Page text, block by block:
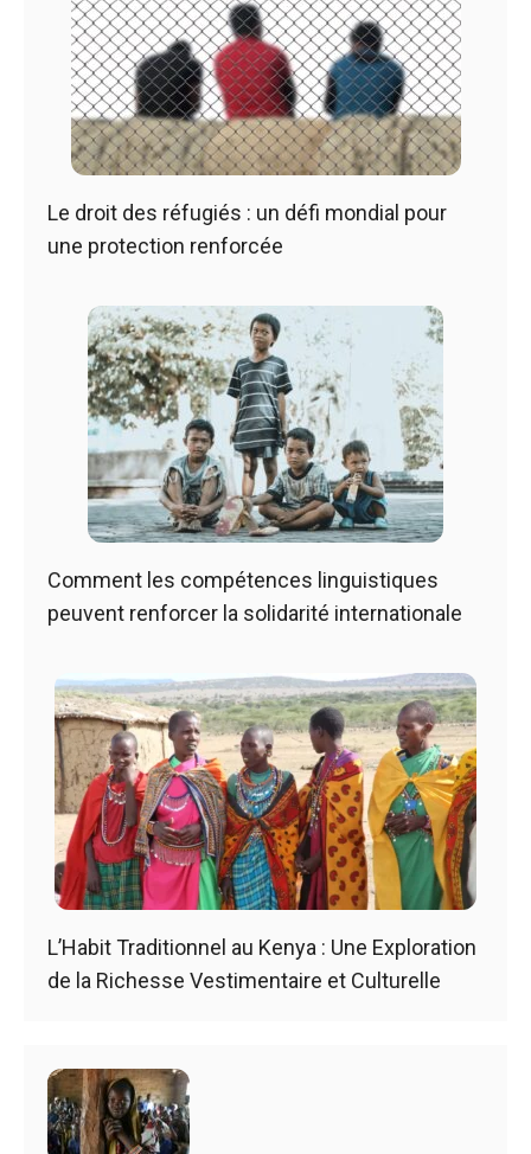
Le droit des réfugiés : un défi mondial pour
une protection renforcée
Comment les compétences linguistiques
peuvent renforcer la solidarité internationale
L’Habit Traditionnel au Kenya : Une Exploration
de la Richesse Vestimentaire et Culturelle